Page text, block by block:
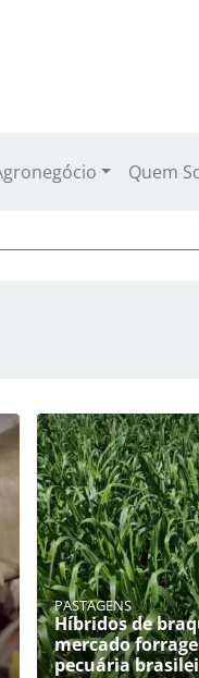
Quem
PASTAGENS
Híbridos de
mercado
pecuária